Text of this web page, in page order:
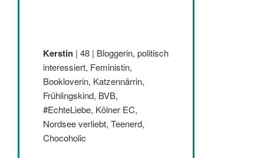
Kerstin | 48 | Bloggerin, politisch
interessiert, Feministin,
Bookloverin, Katzennärrin,
Frühlingskind, BVB,
#EchteLiebe, Kölner EC,
Nordsee verliebt, Teenerd,
Chocoholic